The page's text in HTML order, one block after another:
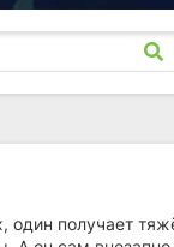
один получает